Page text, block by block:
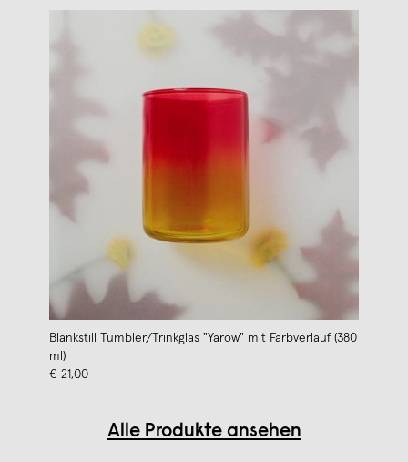
Blankstill Tumbler/Trinkglas "Yarow" mit Farbverlauf (380
ml)
€ 21,00
Alle Produkte ansehen